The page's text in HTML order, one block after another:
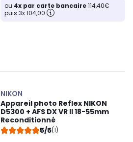
ou 4x par carte bancaire114,40€
puis 3x 104,00
NIKON
Appareil photo Reflex NIKON
D5300 + AFS DX VR II 18-55mm
Reconditionné
5/5(1)